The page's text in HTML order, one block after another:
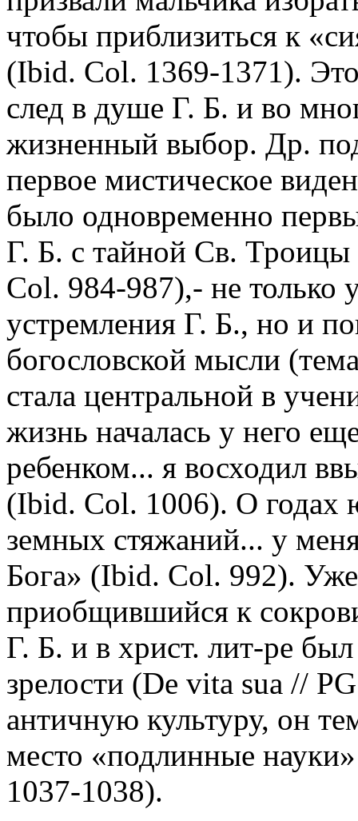
чтобы приблизиться к
(Ibid. Col. 1369-1371).
след в душе Г. Б. и во
жизненный выбор. Др.
первое мистическое
было одновременно
Г. Б. с тайной Св. Троицы
Col. 984-987),- не только
устремления Г. Б., но и
богословской мысли
стала центральной в
жизнь началась у него
ребенком... я восходил
(Ibid. Col. 1006). О годах
земных стяжаний... у
Бога» (Ibid. Col. 992).
приобщившийся к
Г. Б. и в христ. лит-ре
зрелости (De vita sua //
античную культуру, он
место «подлинные
1037-1038).